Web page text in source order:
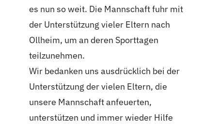
es nun so weit. Die Mannschaft fuhr mit
der Unterstützung vieler Eltern nach
Ollheim, um an deren Sporttagen
teilzunehmen.
Wir bedanken uns ausdrücklich bei der
Unterstützung der vielen Eltern, die
unsere Mannschaft anfeuerten,
unterstützen und immer wieder Hilfe